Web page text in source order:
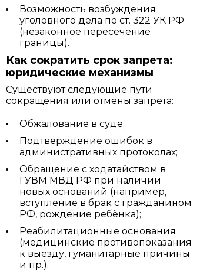
Возможность возбуждения
уголовного дела по ст. 322 УК РФ
(незаконное пересечение
границы).
Как сократить срок запрета:
юридические механизмы
Существуют следующие пути
сокращения или отмены запрета:
Обжалование в суде;
Подтверждение ошибок в
административных протоколах;
Обращение с ходатайством в
ГУВМ МВД РФ при наличии
новых оснований (например,
вступление в брак с гражданином
РФ, рождение ребёнка);
Реабилитационные основания
(медицинские противопоказания
к выезду, гуманитарные причины
и пр.).